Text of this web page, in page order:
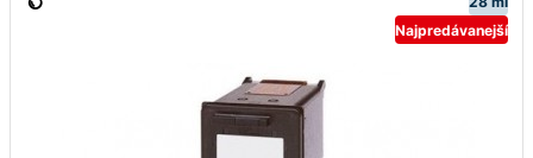
Najpredávanejší